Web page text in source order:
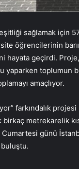
sağlamak için
öğrencilerinin
hayata geçirdi.
yaparken toplumun
amaçlıyor.
farkındalık
metrekarelik
günü
buluştu.